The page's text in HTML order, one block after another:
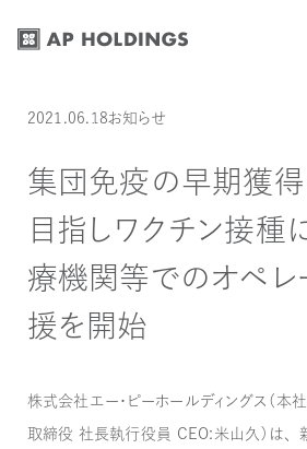
投稿日:
2021.06.18最終更新日: 2023.04.14
カテゴリー:
お知らせ
集団免疫の早期獲
目指しワクチン接種
療機関等でのオペレ
援を開始
株式会社エー・ピーホールディングス（本
取締役 社長執行役員 CEO：米山久）は、